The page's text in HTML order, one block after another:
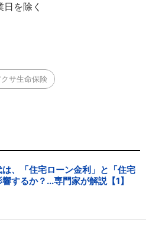
を除く
クサ生命保険
は、「住宅ローン金利」と「住宅
するか？...専門家が解説【1】